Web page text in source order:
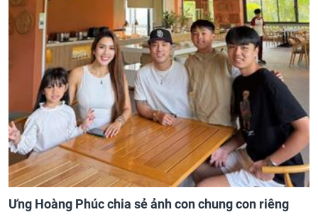
Ưng Hoàng Phúc chia sẻ ảnh con chung con riêng